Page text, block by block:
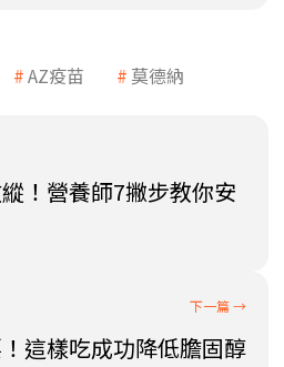
AZ疫苗 莫德納
！營養師7撇步教你安
這樣吃成功降低膽固醇